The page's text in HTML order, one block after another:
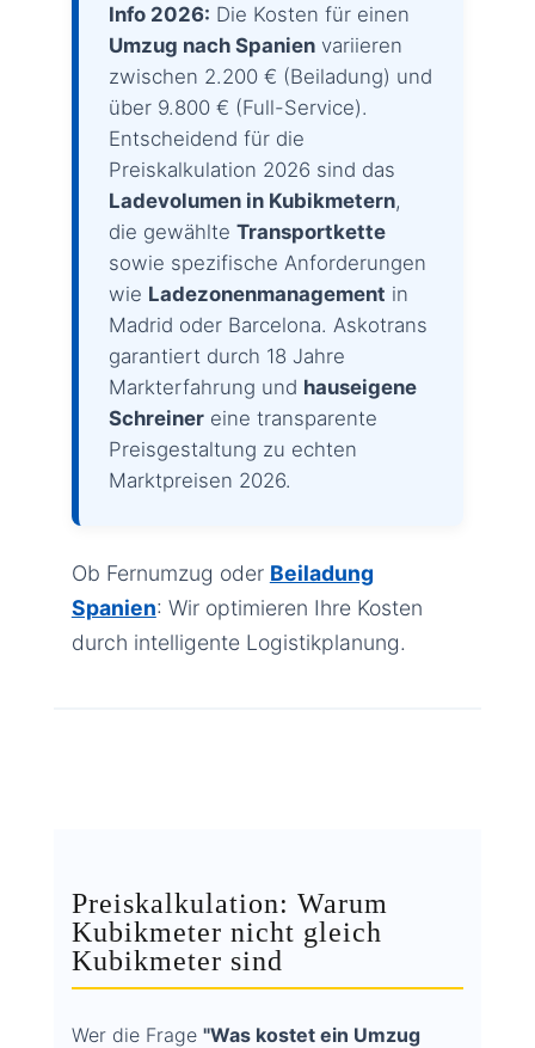
Info 2026: Die Kosten für einen
Umzug nach Spanienvariieren
zwischen 2.200 € (Beiladung) und
über 9.800 € (Full-Service).
Entscheidend für die
Preiskalkulation 2026 sind das
Ladevolumen in Kubikmetern,
die gewählte Transportkette
sowie spezifische Anforderungen
wie Ladezonenmanagement in
Madrid oder Barcelona. Askotrans
garantiert durch 18 Jahre
Markterfahrung und hauseigene
Schreinereine transparente
Preisgestaltung zu echten
Marktpreisen 2026.
Ob Fernumzug oder Beiladung
Spanien: Wir optimieren Ihre Kosten
durch intelligente Logistikplanung.
Preiskalkulation: Warum
Kubikmeter nicht gleich
Kubikmeter sind
Wer die Frage "Was kostet ein Umzug